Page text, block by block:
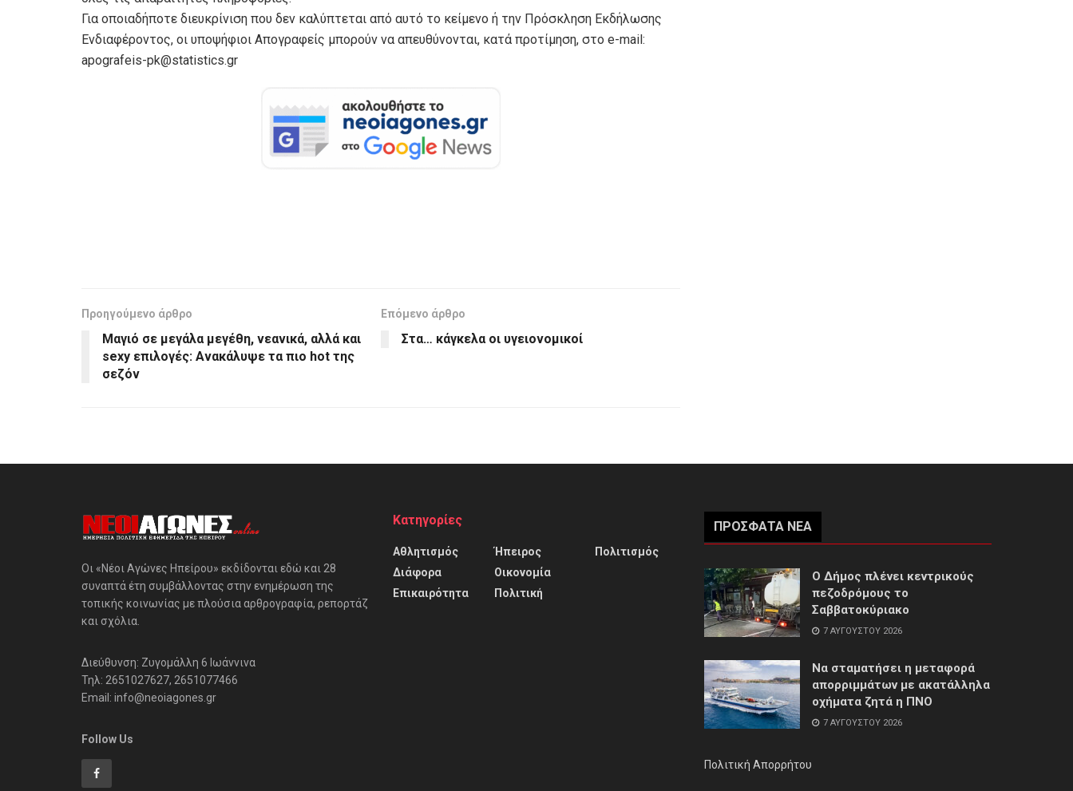
Για οποιαδήποτε διευκρίνιση που δεν καλύπτεται από αυτό το κείμενο ή την Πρόσκληση Εκδήλωσης
Ενδιαφέροντος, οι υποψήφιοι Απογραφείς μπορούν να απευθύνονται, κατά προτίμηση, στο e-mail:
apografeis-pk@statistics.gr
Προηγούμενο άρθρο
Μαγιό σε μεγάλα μεγέθη, νεανικά, αλλά και
sexy επιλογές: Ανακάλυψε τα πιο hot της
σεζόν
Επόμενο άρθρο
Στα… κάγκελα οι υγειονομικοί
Οι «Νέοι Αγώνες Ηπείρου» εκδίδονται εδώ και 28
συναπτά έτη συμβάλλοντας στην ενημέρωση της
τοπικής κοινωνίας με πλούσια αρθρογραφία, ρεπορτάζ
και σχόλια.
Διεύθυνση: Ζυγομάλλη 6 Ιωάννινα
Τηλ: 2651027627, 2651077466
Email: info@neoiagones.gr
Follow Us
Κατηγορίες
Αθλητισμός
Διάφορα
Επικαιρότητα
Ήπειρος
Οικονομία
Πολιτική
Πολιτισμός
ΠΡΌΣΦΑΤΑ ΝΈΑ
Ο Δήμος πλένει κεντρικούς
πεζοδρόμους το
Σαββατοκύριακο
7 ΑΥΓΟΎΣΤΟΥ 2026
Να σταματήσει η μεταφορά
απορριμμάτων με ακατάλληλα
οχήματα ζητά η ΠΝΟ
7 ΑΥΓΟΎΣΤΟΥ 2026
Πολιτική Απορρήτου